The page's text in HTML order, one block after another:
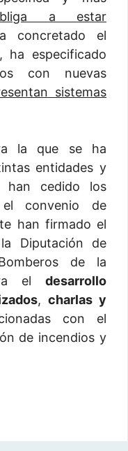
a estar
concretado el
ha especificado
con nuevas
sistemas
la que se ha
entidades y
han cedido los
convenio de
han firmado el
Diputación de
de la
el desarrollo
, charlas y
con el
de incendios y